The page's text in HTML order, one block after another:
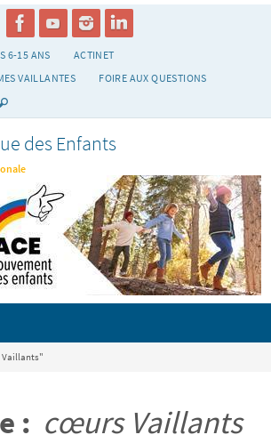
6-15 ANS
ACTINET
VAILLANTES
FOIRE AUX QUESTIONS
des Enfants
Vaillants"
: cœurs Vaillants